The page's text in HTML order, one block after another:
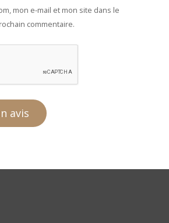
mon e-mail et mon site dans le
commentaire.